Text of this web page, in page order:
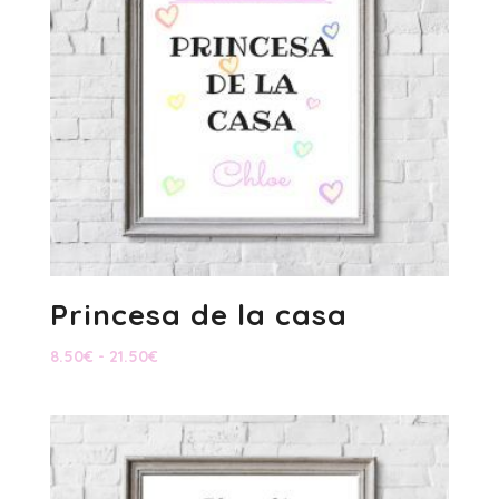
Princesa de la casa
8.50€ - 21.50€Rango
desde
8.50€
hasta